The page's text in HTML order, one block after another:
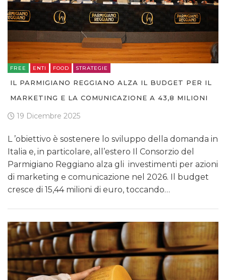
FREE ENTI FOOD STRATEGIE
IL PARMIGIANO REGGIANO ALZA IL BUDGET PER IL
MARKETING E LA COMUNICAZIONE A 43,8 MILIONI
19 Dicembre 2025
L ’obiettivo è sostenere lo sviluppo della domanda in
Italia e, in particolare, all’estero Il Consorzio del
Parmigiano Reggiano alza gli investimenti per azioni
di marketing e comunicazione nel 2026. Il budget
cresce di 15,44 milioni di euro, toccando…